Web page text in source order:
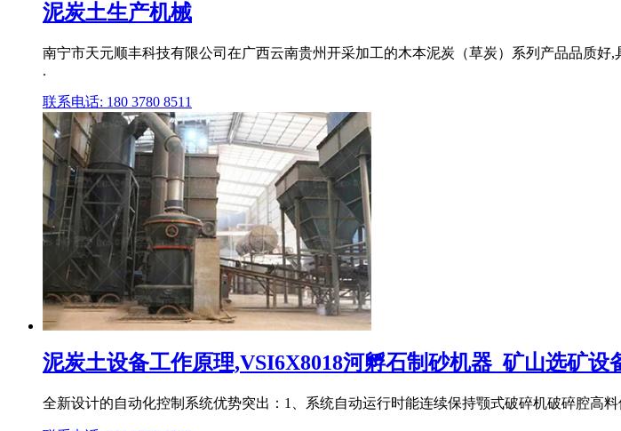
泥炭土生产机械
南宁市天元顺丰科技有限公司在广西云南贵州开采加工的木本泥炭（草炭）系列产品品质
.
联系电话: 180 3780 8511
泥炭土设备工作原理,VSI6X8018河孵石制砂机器_矿山选矿设
全新设计的自动化控制系统优势突出：1、系统自动运行时能连续保持颚式破碎机破碎腔高